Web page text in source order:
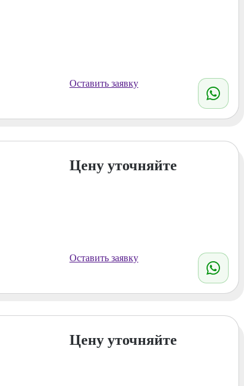
Оставить заявку
Цену уточняйте
Оставить заявку
Цену уточняйте